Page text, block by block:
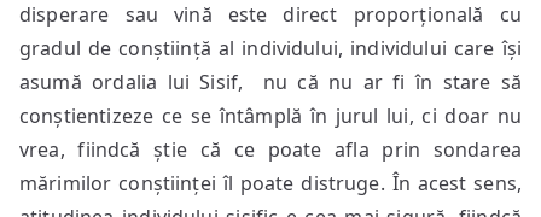
disperare sau vină este direct proporțională cu
gradul de conștiință al individului, individului care își
asumă ordalia lui Sisif, nu că nu ar fi în stare să
conștientizeze ce se întâmplă în jurul lui, ci doar nu
vrea, fiindcă știe că ce poate afla prin sondarea
mărimilor conștiinței îl poate distruge. În acest sens,